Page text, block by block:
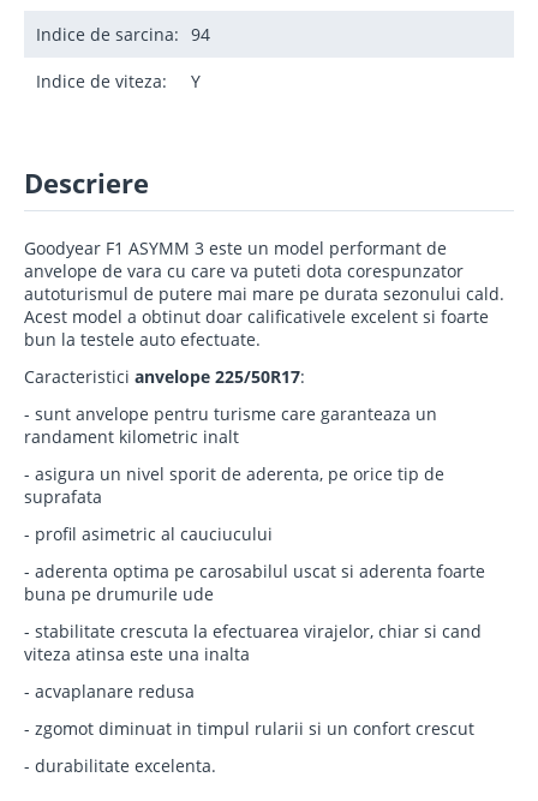
Indice de sarcina: 94
Indice de viteza: Y
Descriere
Goodyear F1 ASYMM 3 este un model performant de
anvelope de vara cu care va puteti dota corespunzator
autoturismul de putere mai mare pe durata sezonului cald.
Acest model a obtinut doar calificativele excelent si foarte
bun la testele auto efectuate.
Caracteristici anvelope 225/50R17:
- sunt anvelope pentru turisme care garanteaza un
randament kilometric inalt
- asigura un nivel sporit de aderenta, pe orice tip de
suprafata
- profil asimetric al cauciucului
- aderenta optima pe carosabilul uscat si aderenta foarte
buna pe drumurile ude
- stabilitate crescuta la efectuarea virajelor, chiar si cand
viteza atinsa este una inalta
- acvaplanare redusa
- zgomot diminuat in timpul rularii si un confort crescut
- durabilitate excelenta.